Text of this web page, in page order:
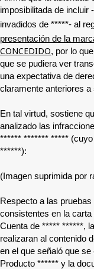
imposibilitada de incluir
invadidos de *****- al
presentación de la
CONCEDIDO, por lo
que se pudiera ver
una expectativa de
claramente anteriores a
En tal virtud, sostiene
analizado las
****** ******* *****
******):
(Imagen suprimida por
Respecto a las
consistentes en la
Cuenta de ***** ******,
realizaran al contenido
en el que señaló que se
Producto ****** y la